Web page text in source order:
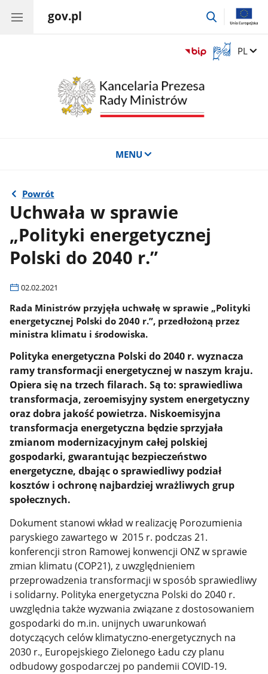
gov.pl
przejdź
Otwórz
okno
Zmień
PL
MENU
Powrót
Uchwała w sprawie
„Polityki energetycznej
Polski do 2040 r.”
02.02.2021
Rada Ministrów przyjęła uchwałę w sprawie „Polityki
energetycznej Polski do 2040 r.”, przedłożoną przez
ministra klimatu i środowiska.
Polityka energetyczna Polski do 2040 r. wyznacza
ramy transformacji energetycznej w naszym kraju.
Opiera się na trzech filarach. Są to: sprawiedliwa
transformacja, zeroemisyjny system energetyczny
oraz dobra jakość powietrza. Niskoemisyjna
transformacja energetyczna będzie sprzyjała
zmianom modernizacyjnym całej polskiej
gospodarki, gwarantując bezpieczeństwo
energetyczne, dbając o sprawiedliwy podział
kosztów i ochronę najbardziej wrażliwych grup
społecznych.
Dokument stanowi wkład w realizację Porozumienia
paryskiego zawartego w 2015 r. podczas 21.
konferencji stron Ramowej konwencji ONZ w sprawie
zmian klimatu (COP21), z uwzględnieniem
przeprowadzenia transformacji w sposób sprawiedliwy
i solidarny. Polityka energetyczna Polski do 2040 r.
uwzględnia także wyzwania związane z dostosowaniem
gospodarki do m.in. unijnych uwarunkowań
dotyczących celów klimatyczno-energetycznych na
2030 r., Europejskiego Zielonego Ładu czy planu
odbudowy gospodarczej po pandemii COVID-19.